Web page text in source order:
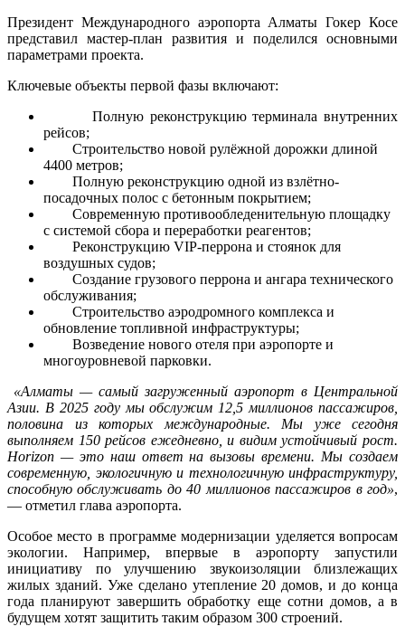
Президент Международного аэропорта Алматы Гокер Косе
представил мастер-план развития и поделился основными
параметрами проекта.
Ключевые объекты первой фазы включают:
Полную реконструкцию терминала внутренних
рейсов;
Строительство новой рулёжной дорожки длиной
4400 метров;
Полную реконструкцию одной из взлётно-
посадочных полос с бетонным покрытием;
Современную противообледенительную площадку
с системой сбора и переработки реагентов;
Реконструкцию VIP-перрона и стоянок для
воздушных судов;
Создание грузового перрона и ангара технического
обслуживания;
Строительство аэродромного комплекса и
обновление топливной инфраструктуры;
Возведение нового отеля при аэропорте и
многоуровневой парковки.
«Алматы — самый загруженный аэропорт в Центральной
Азии. В 2025 году мы обслужим 12,5 миллионов пассажиров,
половина из которых международные. Мы уже сегодня
выполняем 150 рейсов ежедневно, и видим устойчивый рост.
Horizon — это наш ответ на вызовы времени. Мы создаем
современную, экологичную и технологичную инфраструктуру,
способную обслуживать до 40 миллионов пассажиров в год»,
— отметил глава аэропорта.
Особое место в программе модернизации уделяется вопросам
экологии. Например, впервые в аэропорту запустили
инициативу по улучшению звукоизоляции близлежащих
жилых зданий. Уже сделано утепление 20 домов, и до конца
года планируют завершить обработку еще сотни домов, а в
будущем хотят защитить таким образом 300 строений.